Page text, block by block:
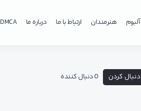
آلبوم هنرمندان ارتباط با ما درباره ما DMCA
دنبال کردن 0 دنبال کننده